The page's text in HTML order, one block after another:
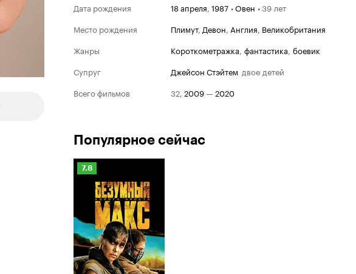
Дата рождения
18 апреля, 1987 •Овен •39 лет
Место рождения
Плимут, Девон, Англия, Великобритания
Жанры
короткометражка, фантастика, боевик
Супруг
Джейсон Стэйтем двое детей
Всего фильмов
32, 2009— 2020
Золотая
2012
Популярное сейчас
Рейтинг
Кинопоиска
7.8